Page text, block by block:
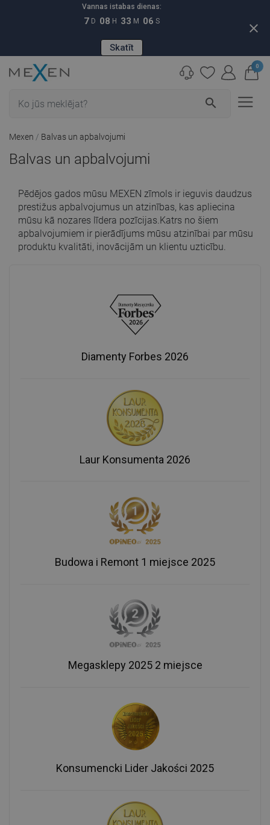
Vannas istabas dienas:
7 D 08 H 33 M 05 S
Skatīt
close
search
0
Mexen Balvas un apbalvojumi
Balvas un apbalvojumi
Pēdējos gados mūsu MEXEN zīmols ir ieguvis daudzus
prestižus apbalvojumus un atzinības, kas apliecina
mūsu kā nozares līdera pozīcijas.Katrs no šiem
apbalvojumiem ir pierādījums mūsu atzinībai par mūsu
produktu kvalitāti, inovācijām un klientu uzticību.
Diamenty Forbes 2026
Laur Konsumenta 2026
Budowa i Remont 1 miejsce 2025
Megasklepy 2025 2 miejsce
Konsumencki Lider Jakości 2025